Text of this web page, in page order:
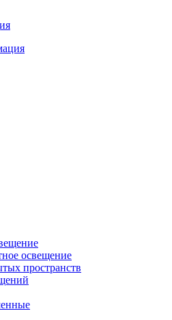
освещение
пространств